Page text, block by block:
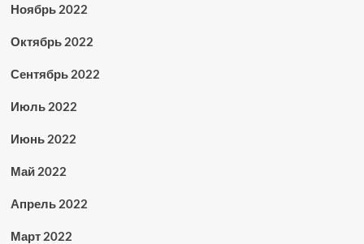
Ноябрь 2022
Октябрь 2022
Сентябрь 2022
Июль 2022
Июнь 2022
Май 2022
Апрель 2022
Март 2022